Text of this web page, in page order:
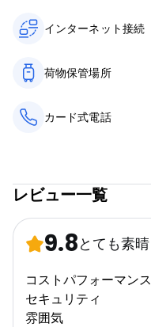
インターネット接続
荷物保管場所
カード式電話
レビュー一覧
9.8とても素
コストパフォーマンス
セキュリティ
雰囲気